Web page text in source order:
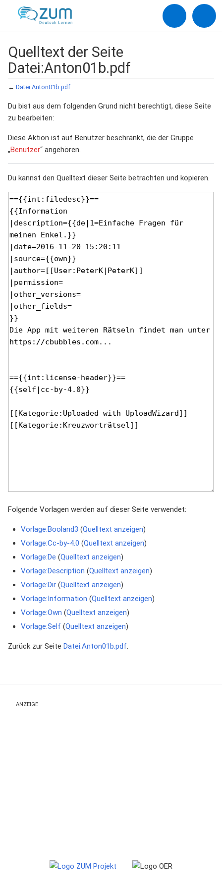
Quelltext der Seite
Datei:Anton01b.pdf
← Datei:Anton01b.pdf
Du bist aus dem folgenden Grund nicht berechtigt, diese Seite
zu bearbeiten:
Diese Aktion ist auf Benutzer beschränkt, die der Gruppe
„Benutzer“ angehören.
Du kannst den Quelltext dieser Seite betrachten und kopieren.
Folgende Vorlagen werden auf dieser Seite verwendet:
Vorlage:Booland3 (Quelltext anzeigen)
Vorlage:Cc-by-4.0 (Quelltext anzeigen)
Vorlage:De (Quelltext anzeigen)
Vorlage:Description (Quelltext anzeigen)
Vorlage:Dir(Quelltext anzeigen)
Vorlage:Information (Quelltext anzeigen)
Vorlage:Own (Quelltext anzeigen)
Vorlage:Self (Quelltext anzeigen)
Zurück zur Seite Datei:Anton01b.pdf.
ANZEIGE